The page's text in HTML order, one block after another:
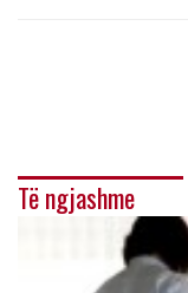
Të ngjashme